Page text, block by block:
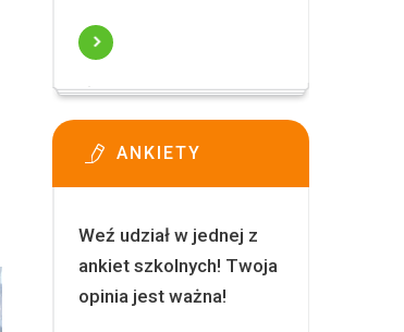
ANKIETY
Weź udział w jednej z
ankiet szkolnych! Twoja
opinia jest ważna!